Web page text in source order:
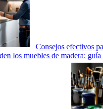
Consejos efectivos
los muebles de madera: